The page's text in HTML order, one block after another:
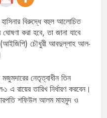
বিরুদ্ধে বহুল আলোচিত
ঘোষণা করা হবে, তা জানা যাবে
চৌধুরী আবদুল্লাহ আল-
নেতৃত্বাধীন তিন
এ রায়ের তারিখ নির্ধারণ করবেন।
শফিউল আলম মাহমুদ ও